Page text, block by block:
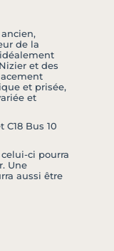
de la
et des
et prisée,
et
C18 Bus 10
celui-ci pourra
Une
aussi être